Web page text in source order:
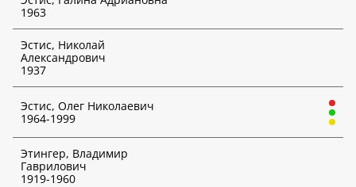
Наличие индикаторов инвестиционного риска
Неважно
Выбрать аукционный дом*
Дата аукциона*
День
1963
Эстис, Николай
Александрович
1937
Эстис, Олег Николаевич
1964-1999
Этингер, Владимир
Гаврилович
1919-1960